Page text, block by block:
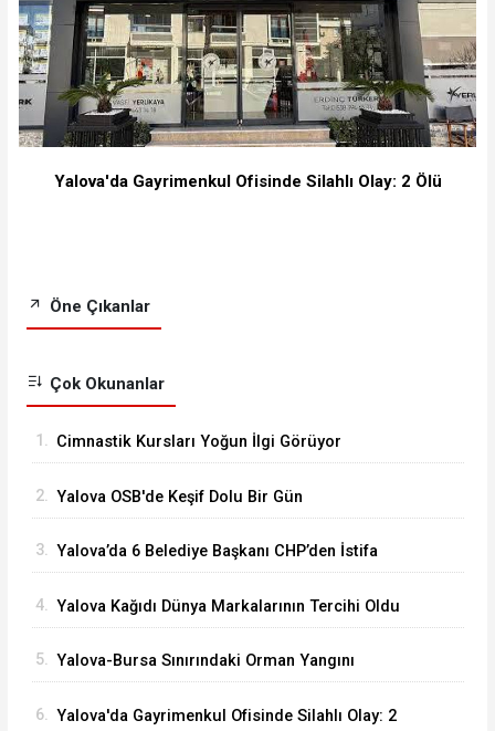
Yalova'da Gayrimenkul Ofisinde Silahlı Olay: 2 Ölü
Öne Çıkanlar
Çok Okunanlar
1. Cimnastik Kursları Yoğun İlgi Görüyor
2. Yalova OSB'de Keşif Dolu Bir Gün
3. Yalova’da 6 Belediye Başkanı CHP’den İstifa
4. Yalova Kağıdı Dünya Markalarının Tercihi Oldu
5. Yalova-Bursa Sınırındaki Orman Yangını
6. Yalova'da Gayrimenkul Ofisinde Silahlı Olay: 2